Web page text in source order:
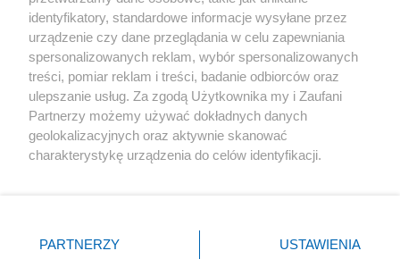
Kultura
X Facebook Instagram Youtube
identyfikatory, standardowe informacje wysyłane przez
urządzenie czy dane przeglądania w celu zapewniania
spersonalizowanych reklam, wybór spersonalizowanych
treści, pomiar reklam i treści, badanie odbiorców oraz
ulepszanie usług. Za zgodą Użytkownika my i Zaufani
Partnerzy możemy używać dokładnych danych
geolokalizacyjnych oraz aktywnie skanować
charakterystykę urządzenia do celów identyfikacji.
zmienić/wycofać klikając przycisk ustawień prywatności
znajdujący się w lewym dolnym rogu strony
PARTNERZY USTAWIENIA